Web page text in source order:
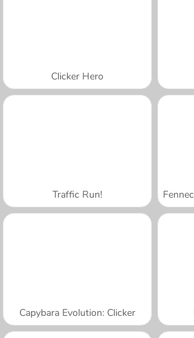
Clicker Hero
Traffic Run!
Capybara Evolution: Clicker